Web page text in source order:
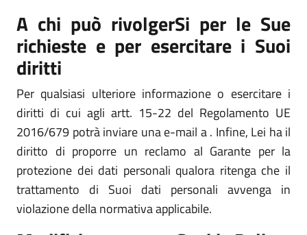
A chi può rivolgerSi per le Sue
richieste e per esercitare i Suoi
diritti
Per qualsiasi ulteriore informazione o esercitare i
diritti di cui agli artt. 15-22 del Regolamento UE
2016/679 potrà inviare una e-mail a . Infine, Lei ha il
diritto di proporre un reclamo al Garante per la
protezione dei dati personali qualora ritenga che il
trattamento di Suoi dati personali avvenga in
violazione della normativa applicabile.